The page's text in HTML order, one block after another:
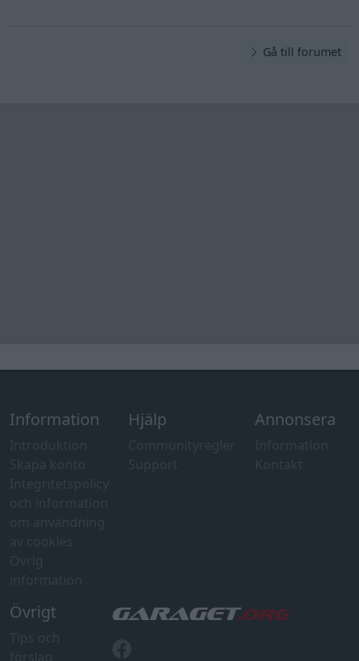
Gå till forumet
Information Hjälp Annonsera
Övrigt